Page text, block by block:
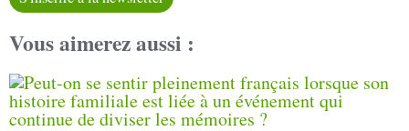
Vous aimerez aussi :